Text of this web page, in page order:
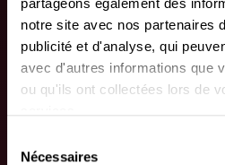
partageons également des
notre site avec nos partenaires
publicité et d'analyse, qui
avec d'autres informations que
ou qu'ils ont collectées lors de
Nécessaires
Vos
Vous trouverez ici